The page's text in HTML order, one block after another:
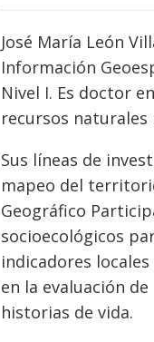
José María León
Información
Nivel I. Es doctor
recursos
Sus líneas de
mapeo del
Geográfico
socioecológicos
indicadores
en la evaluación
historias de vida.